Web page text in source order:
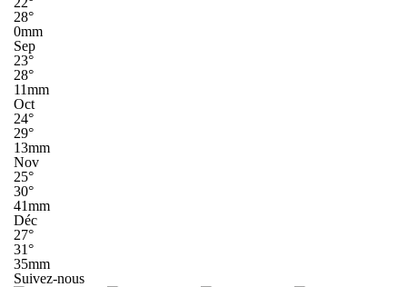
28°
0mm
Sep
23°
28°
11mm
Oct
24°
29°
13mm
Nov
25°
30°
41mm
Déc
27°
31°
35mm
Suivez-nous